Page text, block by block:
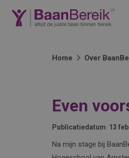
Home Over
Even
Publicatiedatum 13
Na mijn stage bij